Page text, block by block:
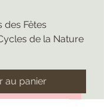
des Fêtes
de la Nature
au panier